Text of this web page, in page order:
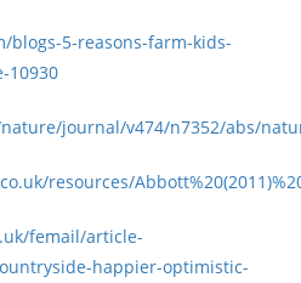
blogs-5-reasons-farm-kids-
10930
journal/v474/n7352/abs/
resources/
femail/article-
happier-optimistic-